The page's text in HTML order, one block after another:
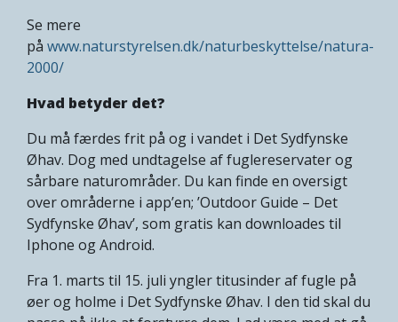
Se mere
på www.naturstyrelsen.dk/naturbeskyttelse/natura-
2000/
Hvad betyder det?
Du må færdes frit på og i vandet i Det Sydfynske
Øhav. Dog med undtagelse af fuglereservater og
sårbare naturområder. Du kan finde en oversigt
over områderne i app’en; ’Outdoor Guide – Det
Sydfynske Øhav’, som gratis kan downloades til
Iphone og Android.
Fra 1. marts til 15. juli yngler titusinder af fugle på
øer og holme i Det Sydfynske Øhav. I den tid skal du